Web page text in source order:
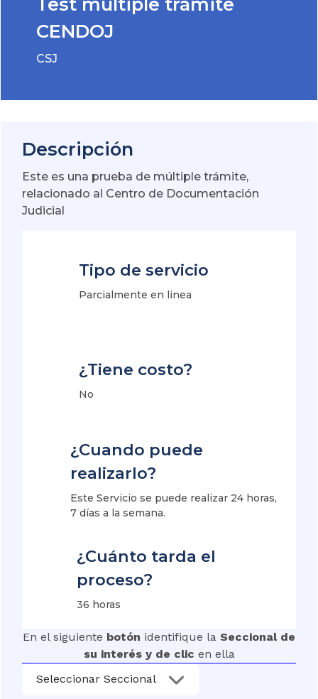
CENDOJ
CSJ
Descripción
Este es una prueba de múltiple trámite,
relacionado al Centro de Documentación
Judicial
Tipo de servicio
Parcialmente en linea
¿Tiene costo?
No
¿Cuando puede
realizarlo?
Este Servicio se puede realizar 24 horas,
7 días a la semana.
¿Cuánto tarda el
proceso?
36 horas
En el siguiente botón identifique la Seccional de
su interés y de clic en ella
Seleccionar Seccional